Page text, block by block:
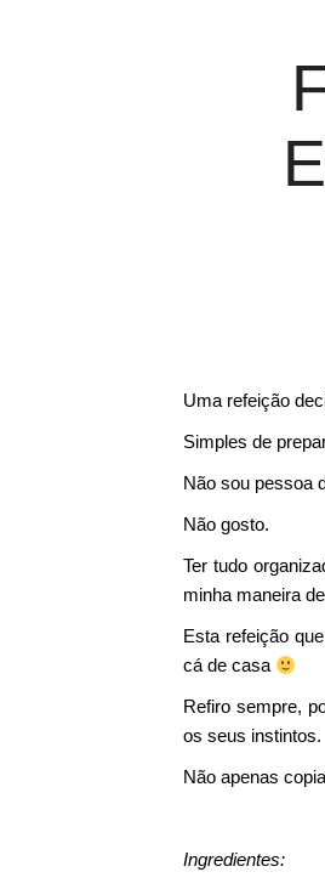
Uma refeição
Simples de
Não sou pessoa
Não gosto.
Ter tudo
minha maneira
Esta refeição
cá de casa
Refiro sempre,
os seus instintos.
Não apenas
Ingredientes: